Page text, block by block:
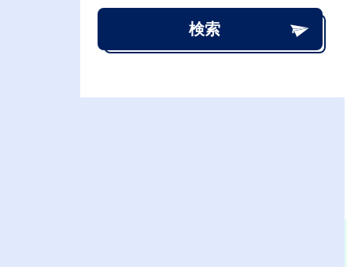
検索